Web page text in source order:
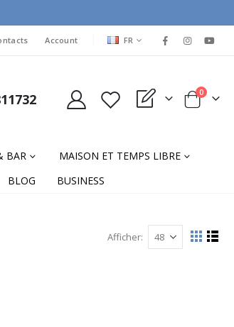
Account LANGUAGE
FR
My Quote Cart
0items
BAR
MAISON ET TEMPS LIBRE
BLOG BUSINESS
Afficher
Afficher
La